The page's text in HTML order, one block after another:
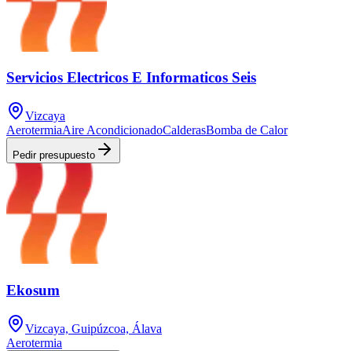
Servicios Electricos E Informaticos Seis
Vizcaya
AerotermiaAire AcondicionadoCalderasBomba de Calor
Pedir presupuesto
Ekosum
Vizcaya, Guipúzcoa, Álava
Aerotermia